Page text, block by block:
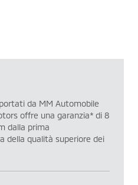
da MM Automobile
offre una garanzia* di 8
dalla prima
della qualità superiore dei